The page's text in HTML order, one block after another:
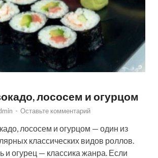
лососем и огурцом
- Оставьте комментарий
лососем и огурцом — один из
классических видов роллов.
и огурец — классика жанра. Если